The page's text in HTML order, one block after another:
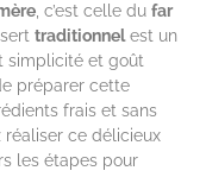
, c’est celle du far
traditionnelest un
simplicité et goût
préparer cette
frais et sans
réaliser ce délicieux
les étapes pour